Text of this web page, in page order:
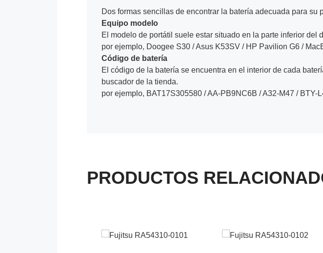
Dos formas sencillas de encontrar la batería adecuada para su
Equipo modelo
El modelo de portátil suele estar situado en la parte inferior
por ejemplo, Doogee S30 / Asus K53SV / HP Pavilion G6 /
Código de batería
El código de la batería se encuentra en el interior de cada
buscador de la tienda.
por ejemplo, BAT17S305580 / AA-PB9NC6B / A32-M47 / BTY-
PRODUCTOS